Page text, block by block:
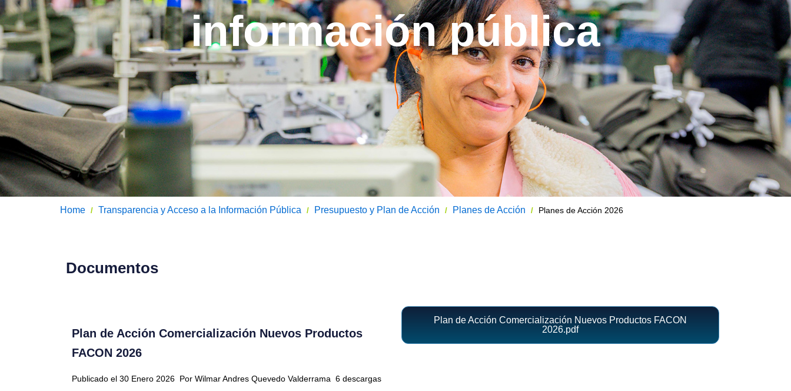
información pública
Home / Transparencia y Acceso a la Información Pública / Presupuesto y Plan de Acción / Planes de Acción / Planes de Acción 2026
Documentos
Plan de Acción Comercialización Nuevos Productos
FACON 2026
Publicado el 30 Enero 2026 Por Wilmar Andres Quevedo Valderrama 6 descargas
Plan de Acción Comercialización Nuevos Productos FACON
2026.pdf